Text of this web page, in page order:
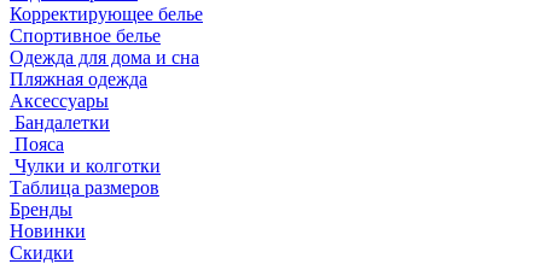
Корректирующее белье
Спортивное белье
Одежда для дома и сна
Пляжная одежда
Аксессуары
Бандалетки
Пояса
Чулки и колготки
Таблица размеров
Бренды
Новинки
Скидки